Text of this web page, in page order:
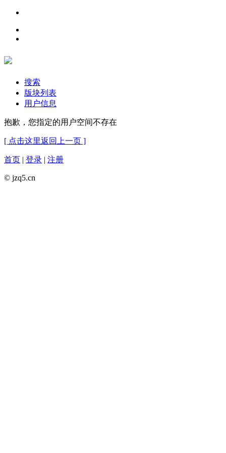
搜索
版块列表
用户信息
抱歉，您指定的用户空间不存在
[ 点击这里返回上一页 ]
首页 | 登录 | 注册
© jzq5.cn